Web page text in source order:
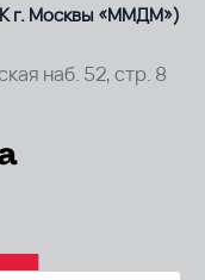
г. Москвы «ММДМ»)
наб. 52, стр. 8